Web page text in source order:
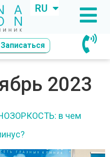
RU
KZ
Записаться
2023
в чем